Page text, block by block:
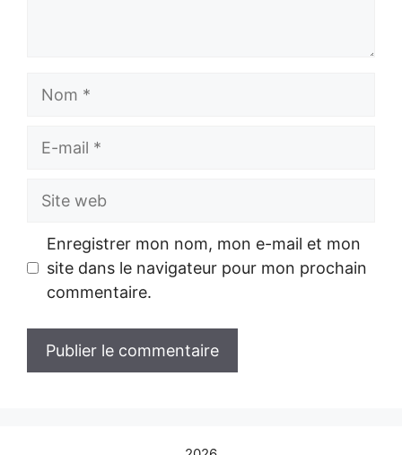
Site
Enregistrer mon nom, mon e-mail et mon
site dans le navigateur pour mon prochain
commentaire.